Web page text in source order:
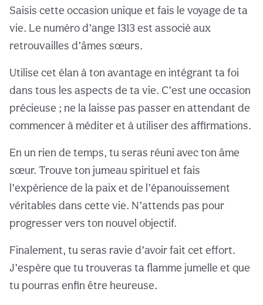
Saisis cette occasion unique et fais le voyage de ta
vie. Le numéro d’ange 1313 est associé aux
retrouvailles d’âmes sœurs.
Utilise cet élan à ton avantage en intégrant ta foi
dans tous les aspects de ta vie. C’est une occasion
précieuse ; ne la laisse pas passer en attendant de
commencer à méditer et à utiliser des affirmations.
En un rien de temps, tu seras réuni avec ton âme
sœur. Trouve ton jumeau spirituel et fais
l’expérience de la paix et de l’épanouissement
véritables dans cette vie. N’attends pas pour
progresser vers ton nouvel objectif.
Finalement, tu seras ravie d’avoir fait cet effort.
J’espère que tu trouveras ta flamme jumelle et que
tu pourras enfin être heureuse.